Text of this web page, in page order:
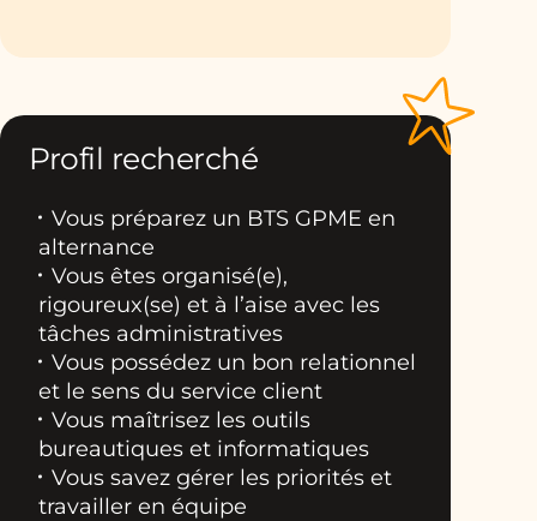
Profil recherché
Vous préparez un BTS GPME en
alternance
Vous êtes organisé(e),
rigoureux(se) et à l’aise avec les
tâches administratives
Vous possédez un bon relationnel
et le sens du service client
Vous maîtrisez les outils
bureautiques et informatiques
Vous savez gérer les priorités et
travailler en équipe